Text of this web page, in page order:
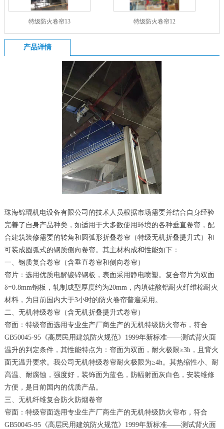
特级防火卷帘13 特级防火卷帘12
产品详情
珠海锦琨机电设备有限公司的技术人员根据市场需要并结合自身经验
完善了自身产品种类，如适用于大多数使用环境的各种垂直卷帘，配
合建筑装修需要的转角和圆弧形折叠卷帘（特级无机折叠提升式）和
可装成圆弧式的钢质侧向卷帘。其主材构成和性能如下：
一、钢质复合卷帘（含垂直卷帘和侧向卷帘）
帘片：选用优质电解镀锌钢板，表面采用静电喷塑。复合帘片为双面
δ=0.8mm钢板，轧制成型厚度约为20mm，内填硅酸铝耐火纤维棉耐火
材料，为目前国内大于3小时的防火卷帘普遍采用。
二、无机特级卷帘（含无机折叠提升式卷帘）
帘面：特级帘面选用专业生产厂商生产的无机特级防火帘布，符合
GB50045-95《高层民用建筑防火规范》1999年新标准——测试背火面
温升的判定条件，其性能特点为：帘面为双面，耐火极限≥3h，且背火
面无温升要求。我公司无机特级卷帘耐火极限为≥4h。其热缩性小、耐
高温、耐腐蚀，强度好，装饰面为蓝色，防幅射面灰白色，安装维修
方便，是目前国内的优质产品。
三、无机纤维复合防火防烟卷帘
帘面：特级帘面选用专业生产厂商生产的无机特级防火帘布，符合
GB50045-95《高层民用建筑防火规范》1999年新标准——测试背火面